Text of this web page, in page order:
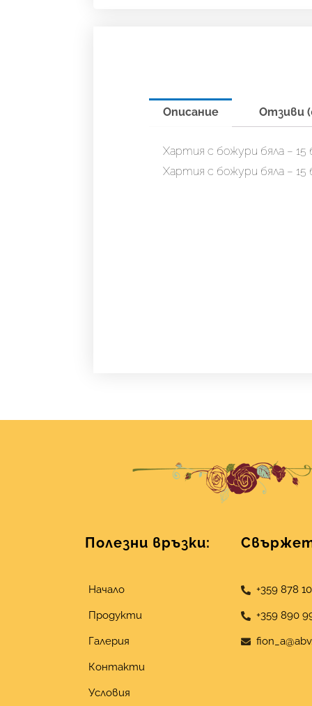
Описание Отзиви
Хартия с божури бяла – 15
Хартия с божури бяла – 15
Полезни връзки:
Начало
Продукти
Галерия
Контакти
Условия
+359 878
+359 890